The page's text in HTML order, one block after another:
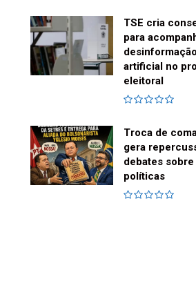
TSE cria
para
artificial no
eleitoral
Troca de
gera
debates
políticas